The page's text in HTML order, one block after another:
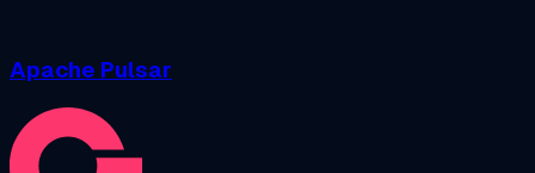
Apache Pulsar